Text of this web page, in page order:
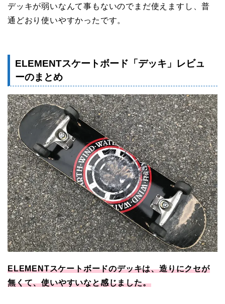
デッキが弱いなんて事もないのでまだ使えますし、普
通どおり使いやすかったです。
ELEMENTスケートボード「デッキ」レビュ
ーのまとめ
ELEMENTスケートボードのデッキは、造りにクセが
無くて、使いやすいなと感じました。